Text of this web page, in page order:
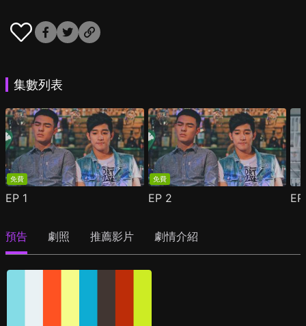
集數列表
免費
EP 1
免費
EP 2
預告 劇照 推薦影片 劇情介紹